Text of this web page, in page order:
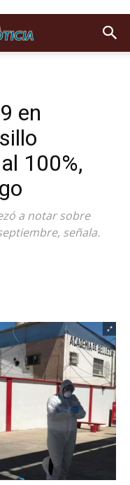
en
100%,
a notar sobre
señala.